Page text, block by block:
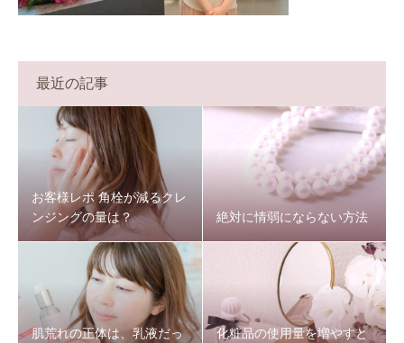
最近の記事
お客様レポ 角栓が減るクレ
ンジングの量は？
絶対に情弱にならない方法
肌荒れの正体は、乳液だっ
化粧品の使用量を増やすと